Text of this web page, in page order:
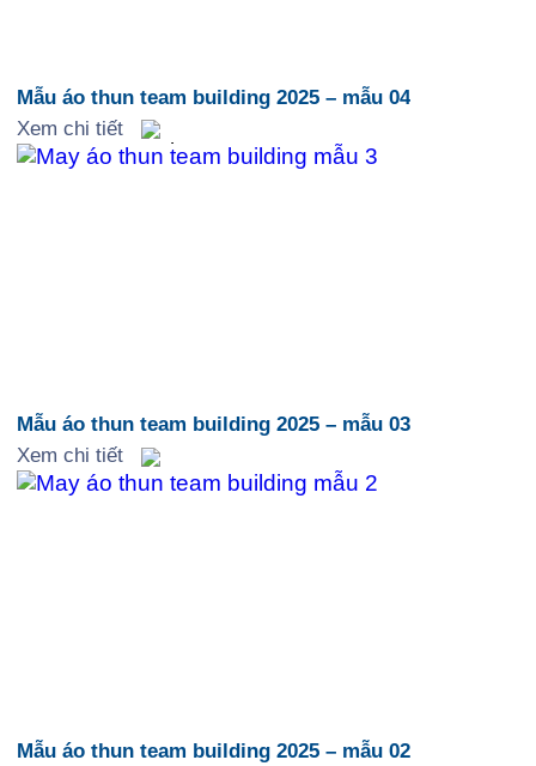
Mẫu áo thun team building 2025 – mẫu 04
Xem chi tiết
Mẫu áo thun team building 2025 – mẫu 03
Xem chi tiết
Mẫu áo thun team building 2025 – mẫu 02